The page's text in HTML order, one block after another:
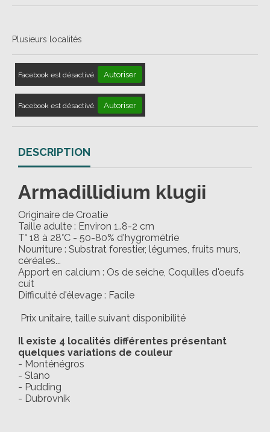
Plusieurs localités
Facebook est désactivé. Autoriser
Facebook est désactivé. Autoriser
DESCRIPTION
Armadillidium klugii
Originaire de Croatie
Taille adulte : Environ 1..8-2 cm
T° 18 à 28°C - 50-80% d'hygrométrie
Nourriture : Substrat forestier, légumes, fruits murs,
céréales...
Apport en calcium : Os de seiche, Coquilles d'oeufs
cuit
Difficulté d'élevage : Facile
Prix unitaire, taille suivant disponibilité
Il existe 4 localités différentes présentant
quelques variations de couleur
- Monténégros
- Slano
- Pudding
- Dubrovnik